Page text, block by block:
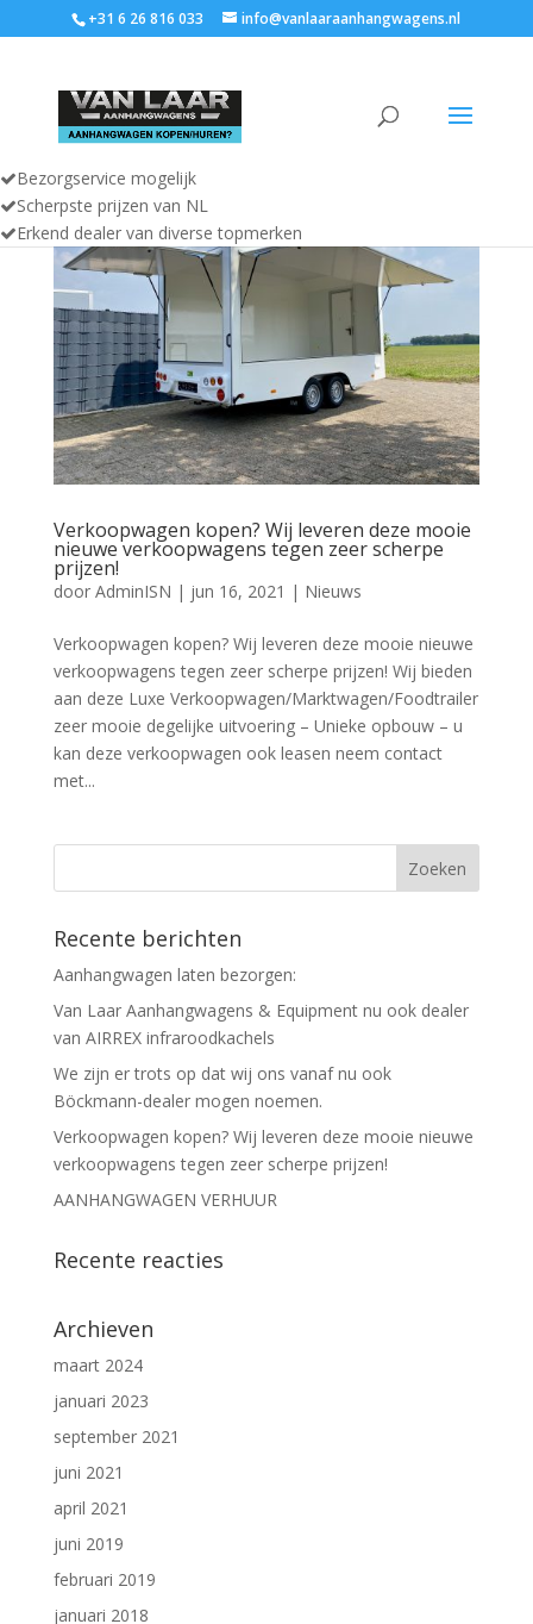
+31 6 26 816 033 info@vanlaaraanhangwagens.nl
Bezorgservice mogelijk
Scherpste prijzen van NL
Erkend dealer van diverse topmerken
Verkoopwagen kopen? Wij leveren deze mooie
nieuwe verkoopwagens tegen zeer scherpe
prijzen!
door AdminISN | jun 16, 2021 | Nieuws
Verkoopwagen kopen? Wij leveren deze mooie nieuwe
verkoopwagens tegen zeer scherpe prijzen! Wij bieden
aan deze Luxe Verkoopwagen/Marktwagen/Foodtrailer
zeer mooie degelijke uitvoering – Unieke opbouw – u
kan deze verkoopwagen ook leasen neem contact
met...
Recente berichten
Aanhangwagen laten bezorgen:
Van Laar Aanhangwagens & Equipment nu ook dealer
van AIRREX infraroodkachels
We zijn er trots op dat wij ons vanaf nu ook
Böckmann-dealer mogen noemen.
Verkoopwagen kopen? Wij leveren deze mooie nieuwe
verkoopwagens tegen zeer scherpe prijzen!
AANHANGWAGEN VERHUUR
Recente reacties
Archieven
maart 2024
januari 2023
september 2021
juni 2021
april 2021
juni 2019
februari 2019
januari 2018